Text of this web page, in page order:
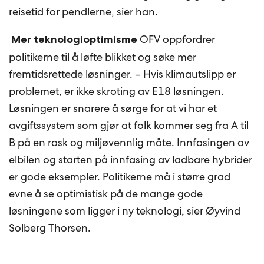
reisetid for pendlerne, sier han.
Mer teknologioptimisme OFV oppfordrer
politikerne til å løfte blikket og søke mer
fremtidsrettede løsninger. – Hvis klimautslipp er
problemet, er ikke skroting av E18 løsningen.
Løsningen er snarere å sørge for at vi har et
avgiftssystem som gjør at folk kommer seg fra A til
B på en rask og miljøvennlig måte. Innfasingen av
elbilen og starten på innfasing av ladbare hybrider
er gode eksempler. Politikerne må i større grad
evne å se optimistisk på de mange gode
løsningene som ligger i ny teknologi, sier Øyvind
Solberg Thorsen.